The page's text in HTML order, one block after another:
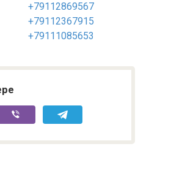
+79112869567
+79112367915
+79111085653